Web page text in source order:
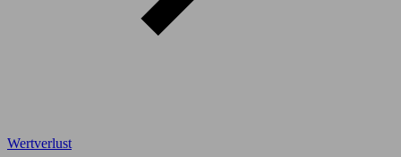
Wertverlust